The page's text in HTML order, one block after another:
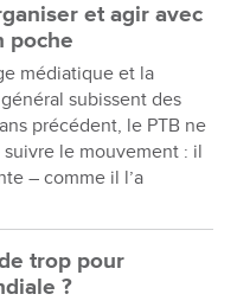
et agir avec
poche
médiatique et la
subissent des
précédent, le PTB ne
le mouvement : il
– comme il l’a
trop pour
?